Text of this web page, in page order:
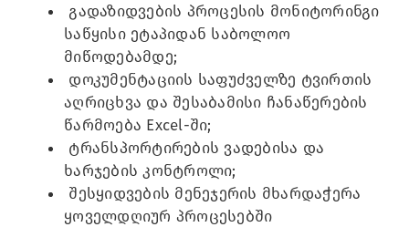
გადაზიდვების პროცესის მონიტორინგი
საწყისი ეტაპიდან საბოლოო
მიწოდებამდე;
დოკუმენტაციის საფუძველზე ტვირთის
აღრიცხვა და შესაბამისი ჩანაწერების
წარმოება Excel-ში;
ტრანსპორტირების ვადებისა და
ხარჯების კონტროლი;
შესყიდვების მენეჯერის მხარდაჭერა
ყოველდღიურ პროცესებში